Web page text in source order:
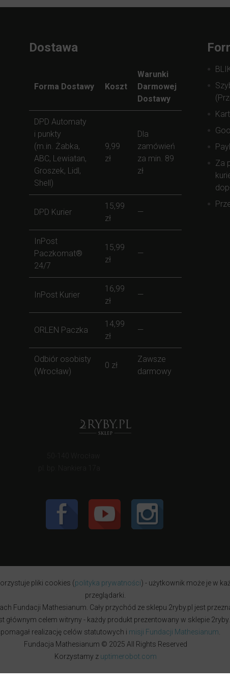
Dostawa
Forma Dostawy Koszt
Warunki
Darmowej
Dostawy
DPD Automaty
i punkty
(m.in. Żabka,
ABC, Lewiatan,
Groszek, Lidl,
Shell)
9,99
zł
Dla
zamówień
za min. 89
zł
DPD Kurier
15,99
zł
—
InPost
Paczkomat®
24/7
15,99
zł
—
InPost Kurier
16,99
zł
—
ORLEN Paczka
14,99
zł
—
Odbiór osobisty
(Wrocław)
0 zł
Zawsze
darmowy
Za
pliki cookies (polityka prywatności) - użytkownik może je w
przeglądarki.
Fundacji Mathesianum. Cały przychód ze sklepu 2ryby.pl jest
głównym celem witryny - każdy produkt prezentowany w sklepie
realizację celów statutowych i misji Fundacji Mathesianum.
Fundacja Mathesianum © 2025 All Rights Reserved
Korzystamy z uptimerobot.com